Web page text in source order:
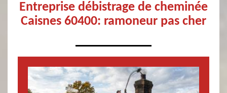
Entreprise débistrage de cheminée
Caisnes 60400: ramoneur pas cher